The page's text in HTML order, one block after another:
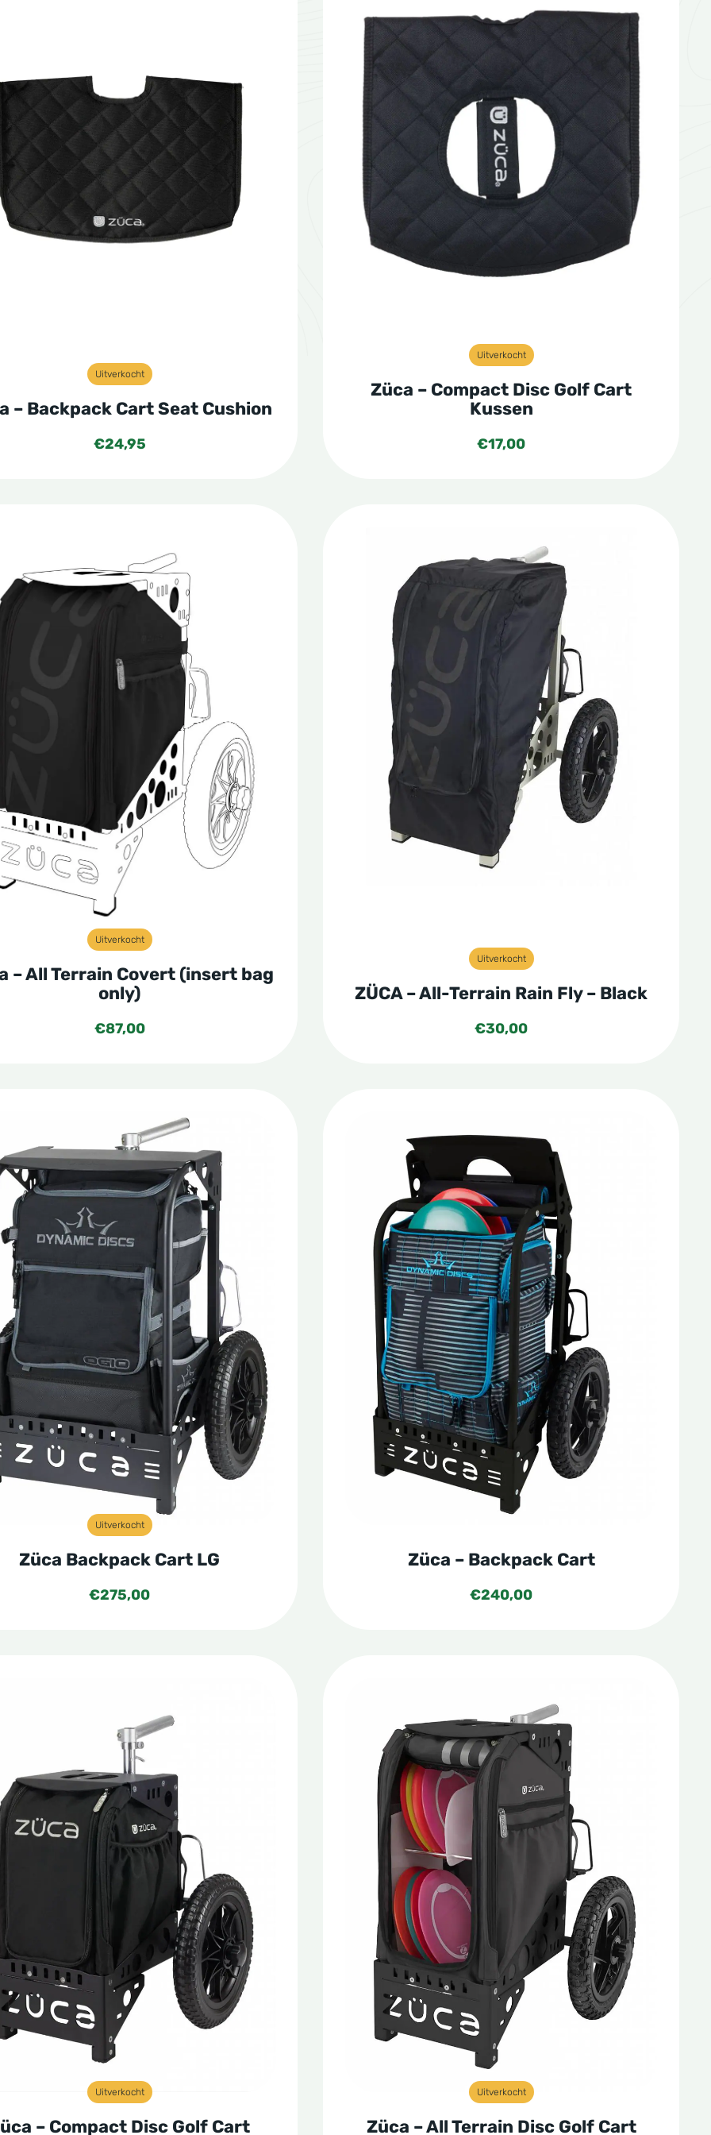
Uitverkocht
– Backpack Cart Seat Cushion
€24,95
Uitverkocht
Züca – Compact Disc Golf Cart
Kussen
€17,00
Uitverkocht
– All Terrain Covert (insert bag
only)
€87,00
Uitverkocht
ZÜCA – All-Terrain Rain Fly – Black
€30,00
Uitverkocht
Züca Backpack Cart LG
€275,00
Züca – Backpack Cart
€240,00
Uitverkocht
– Compact Disc Golf Cart
Uitverkocht
Züca – All Terrain Disc Golf Cart